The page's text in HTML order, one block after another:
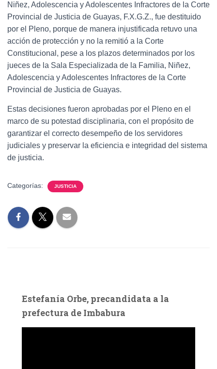
Niñez, Adolescencia y Adolescentes Infractores de la Corte
Provincial de Justicia de Guayas, F.X.G.Z., fue destituido
por el Pleno, porque de manera injustificada retuvo una
acción de protección y no la remitió a la Corte
Constitucional, pese a los plazos determinados por los
jueces de la Sala Especializada de la Familia, Niñez,
Adolescencia y Adolescentes Infractores de la Corte
Provincial de Justicia de Guayas.
Estas decisiones fueron aprobadas por el Pleno en el
marco de su potestad disciplinaria, con el propósito de
garantizar el correcto desempeño de los servidores
judiciales y preservar la eficiencia e integridad del sistema
de justicia.
Categorías: JUSTICIA
Estefanía Orbe, precandidata a la
prefectura de Imbabura